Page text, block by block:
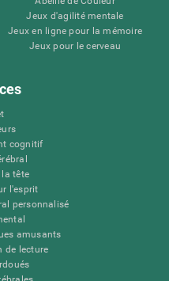
Jeux d'agilité mentale
Jeux en ligne pour la mémoire
Jeux pour le cerveau
cognitif
la tête
l'esprit
personnalisé
amusants
de lecture